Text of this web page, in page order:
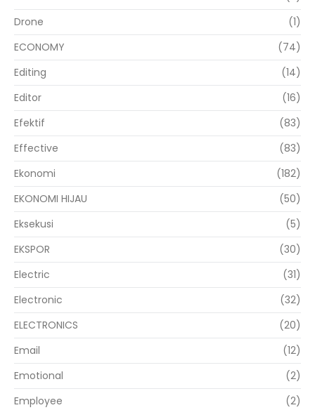
Drone
(1)
ECONOMY
(74)
Editing
(14)
Editor
(16)
Efektif
(83)
Effective
(83)
Ekonomi
(182)
EKONOMI HIJAU
(50)
Eksekusi
(5)
EKSPOR
(30)
Electric
(31)
Electronic
(32)
ELECTRONICS
(20)
Email
(12)
Emotional
(2)
Employee
(2)